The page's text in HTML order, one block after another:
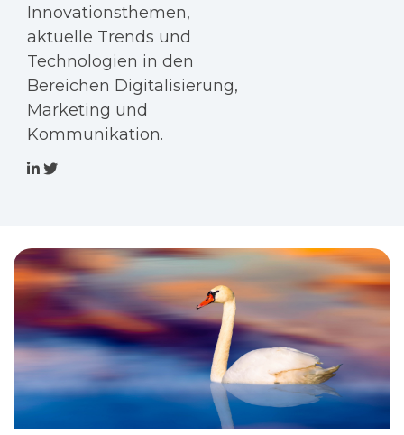
Innovationsthemen,
aktuelle Trends und
Technologien in den
Bereichen Digitalisierung,
Marketing und
Kommunikation.